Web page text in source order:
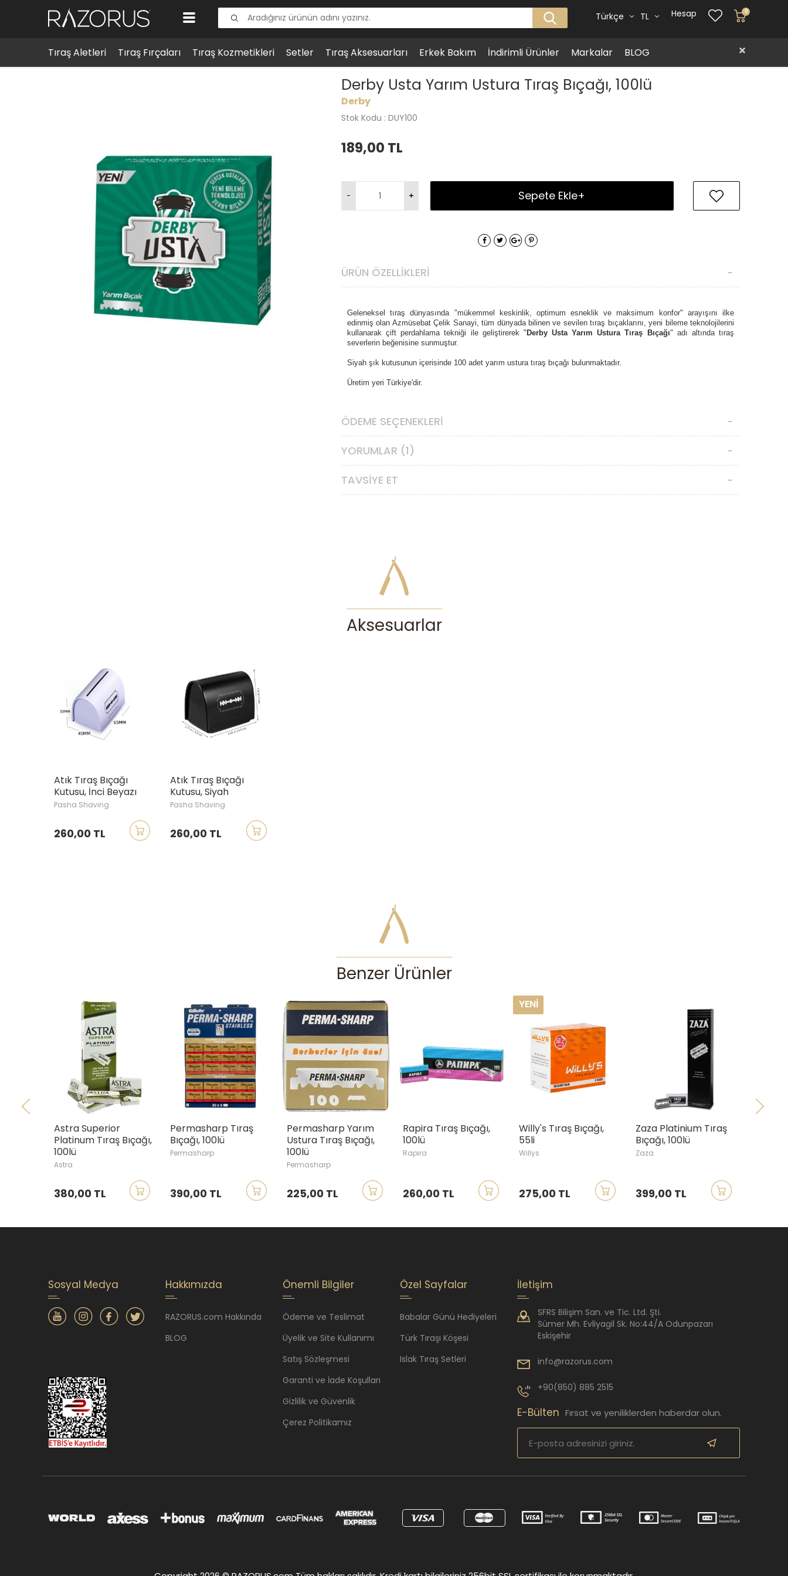
Tıraş Aletleri Tıraş Fırçaları Tıraş Kozmetikleri Setler Tıraş Aksesuarları Erkek Bakım İndirimli Ürünler Markalar BLOG
0
Hesap
TL
Türkçe
Tıraş Aletleri Tıraş Bıçağı Kartelaları Derby Usta Yarım Ustura Tıraş Bıçağı, 100lü
Derby Usta Yarım Ustura Tıraş Bıçağı, 100lü
Derby
Stok Kodu : DUY100
189,00 TL
Sepete Ekle+
ÜRÜN ÖZELLIKLERI
Geleneksel tıraş dünyasında "mükemmel keskinlik, optimum esneklik ve maksimum konfor" arayışını ilke
edinmiş olan Azmüsebat Çelik Sanayi, tüm dünyada bilinen ve sevilen tıraş bıçaklarını, yeni bileme teknolojilerini
kullanarak çift perdahlama tekniği ile geliştirerek "Derby Usta Yarım Ustura Tıraş Bıçağı" adı altında tıraş
severlerin beğenisine sunmuştur.
Siyah şık kutusunun içerisinde 100 adet yarım ustura tıraş bıçağı bulunmaktadır.
Üretim yeri Türkiye'dir.
ÖDEME SEÇENEKLERI
YORUMLAR (1)
TAVSIYE ET
Aksesuarlar
Atık Tıraş Bıçağı
Kutusu, İnci Beyazı
Pasha Shaving
260,00 TL
Atık Tıraş Bıçağı
Kutusu, Siyah
Pasha Shaving
260,00 TL
Benzer Ürünler
Astra Superior
Platinum Tıraş Bıçağı,
100lü
380,00 TL
Permasharp Tıraş
Bıçağı, 100lü
Permasharp
390,00 TL
Permasharp Yarım
Ustura Tıraş Bıçağı,
100lü
Permasharp
225,00 TL
Rapira Tıraş Bıçağı,
100lü
Rapira
260,00 TL
Willy's Tıraş Bıçağı,
Willys
275,00 TL
Zaza Platinium Tıraş
Bıçağı, 100lü
399,00 TL 189,00 TL
Sosyal Medya Hakkımızda
RAZORUS.com Hakkında
BLOG
Önemli Bilgiler
Ödeme ve Teslimat
Üyelik ve Site Kullanımı
Satış Sözleşmesi
Garanti ve İade Koşulları
Gizlilik ve Güvenlik
Çerez Politikamız
Özel Sayfalar
Babalar Günü Hediyeleri
Türk Tıraşı Köşesi
Islak Tıraş Setleri
İletişim
SFRS Bilişim San. ve Tic. Ltd. Şti.
Sümer Mh. Evliyagil Sk. No:44/A Odunpazarı
Eskişehir
info@razorus.com
+90(850) 885 2515
E-Bülten Fırsat ve yeniliklerden haberdar olun.